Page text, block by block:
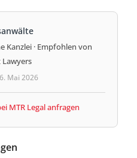
Kanzlei · Empfohlen von
Mai 2026
MTR Legal anfragen